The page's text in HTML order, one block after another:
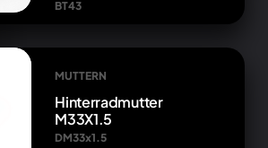
BT43
MUTTERN
Hinterradmutter
M33X1.5
DM33x1.5